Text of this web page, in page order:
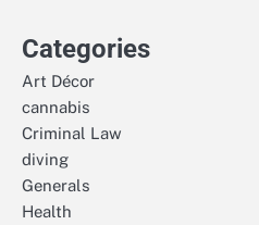
Categories
Art Décor
cannabis
Criminal Law
diving
Generals
Health